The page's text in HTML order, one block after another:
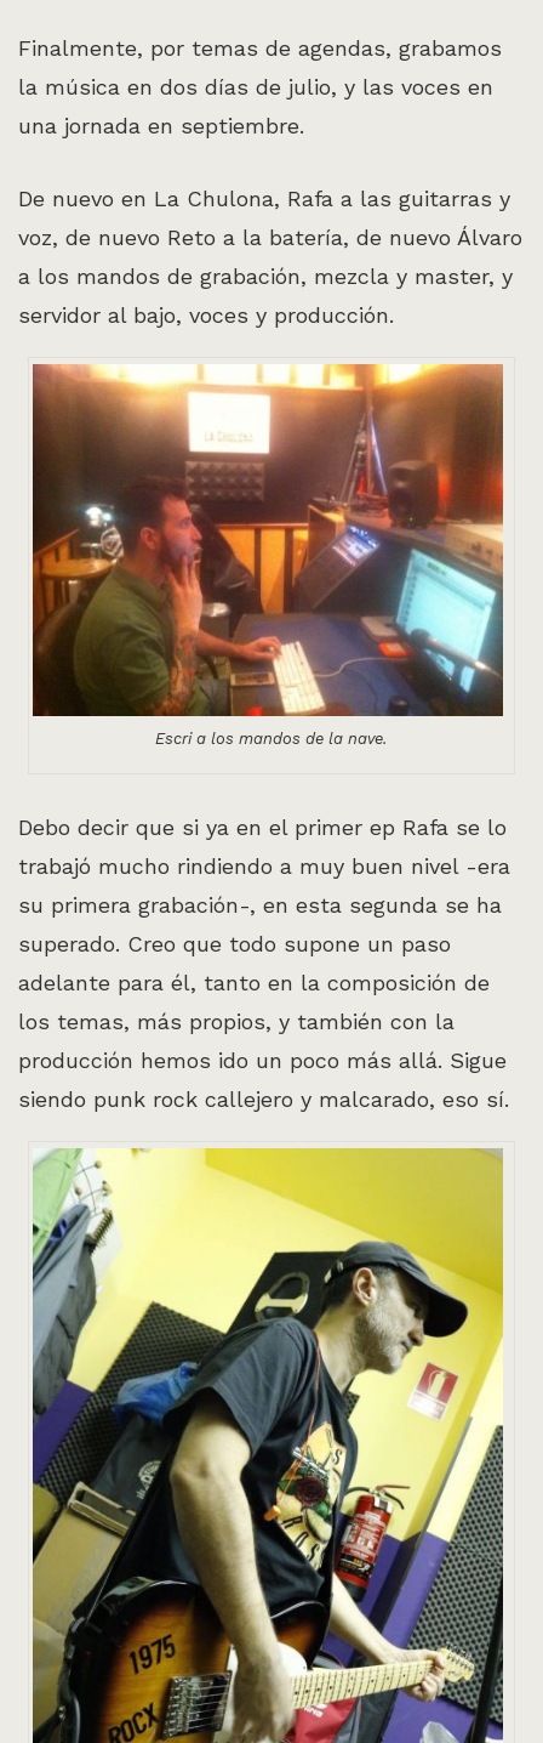
Finalmente, por temas de agendas, grabamos
la música en dos días de julio, y las voces en
una jornada en septiembre.
De nuevo en La Chulona, Rafa a las guitarras y
voz, de nuevo Reto a la batería, de nuevo Álvaro
a los mandos de grabación, mezcla y master, y
servidor al bajo, voces y producción.
Escri a los mandos de la nave.
Debo decir que si ya en el primer ep Rafa se lo
trabajó mucho rindiendo a muy buen nivel -era
su primera grabación-, en esta segunda se ha
superado. Creo que todo supone un paso
adelante para él, tanto en la composición de
los temas, más propios, y también con la
producción hemos ido un poco más allá. Sigue
siendo punk rock callejero y malcarado, eso sí.